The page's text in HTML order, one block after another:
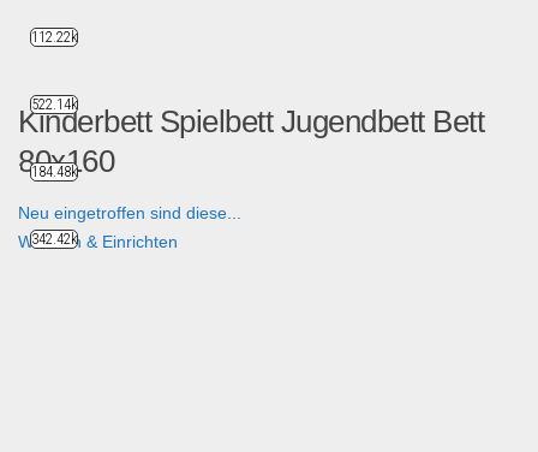
Kinderbett Spielbett Jugendbett Bett
80x160
Neu eingetroffen sind diese...
Wohnen & Einrichten
112.22k
522.14k
184.48k
342.42k